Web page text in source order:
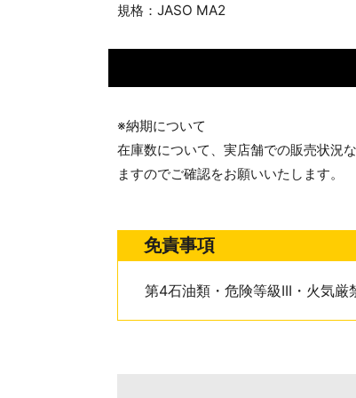
規格：JASO MA2
※納期について
在庫数について、実店舗での販売状況
ますのでご確認をお願いいたします。
免責事項
第4石油類・危険等級III・火気厳